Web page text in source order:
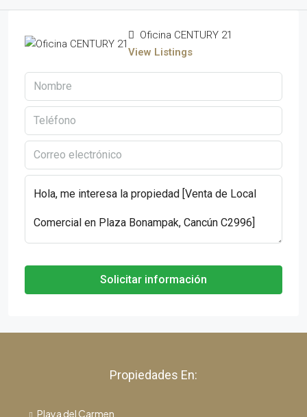
Oficina CENTURY 21
View Listings
Solicitar información
Propiedades En:
Playa del Carmen